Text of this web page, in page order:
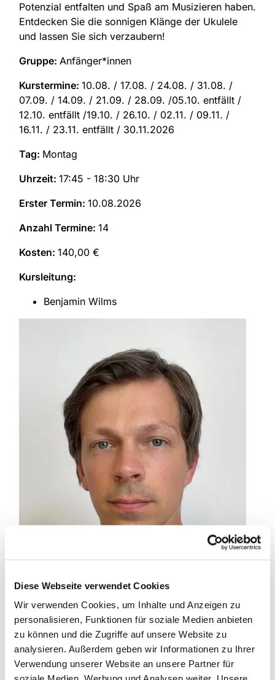
Diese Webseite verwendet Cookies
Wir verwenden Cookies, um Inhalte und Anzeigen zu
personalisieren, Funktionen für soziale Medien anbieten
zu können und die Zugriffe auf unsere Website zu
analysieren. Außerdem geben wir Informationen zu Ihrer
Verwendung unserer Website an unsere Partner für
Potenzial entfalten und Spaß am Musizieren haben.
Entdecken Sie die sonnigen Klänge der Ukulele
und lassen Sie sich verzaubern!
Gruppe: Anfänger*innen
Kurstermine: 10.08. / 17.08. / 24.08. / 31.08. /
07.09. / 14.09. / 21.09. / 28.09. /05.10. entfällt /
12.10. entfällt /19.10. / 26.10. / 02.11. / 09.11. /
16.11. / 23.11. entfällt / 30.11.2026
Tag: Montag
Uhrzeit: 17:45 - 18:30 Uhr
Erster Termin: 10.08.2026
Anzahl Termine: 14
Kosten: 140,00 €
Kursleitung:
Benjamin Wilms